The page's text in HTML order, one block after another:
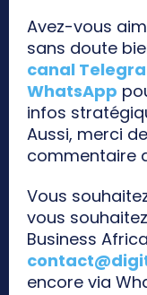
Avez-vous
sans doute
canal
WhatsApp
infos
Aussi, merci
commentaire
Vous
vous
Business
encore via